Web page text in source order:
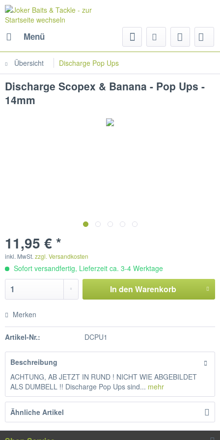
Menü
Übersicht Discharge Pop Ups
Discharge Scopex & Banana - Pop Ups -
14mm
11,95 € *
inkl. MwSt. zzgl. Versandkosten
Sofort versandfertig, Lieferzeit ca. 3-4 Werktage
In den Warenkorb
Merken
Artikel-Nr.: DCPU1
Beschreibung
ACHTUNG, AB JETZT IN RUND ! NICHT WIE ABGEBILDET
ALS DUMBELL !! Discharge Pop Ups sind... mehr
Ähnliche Artikel